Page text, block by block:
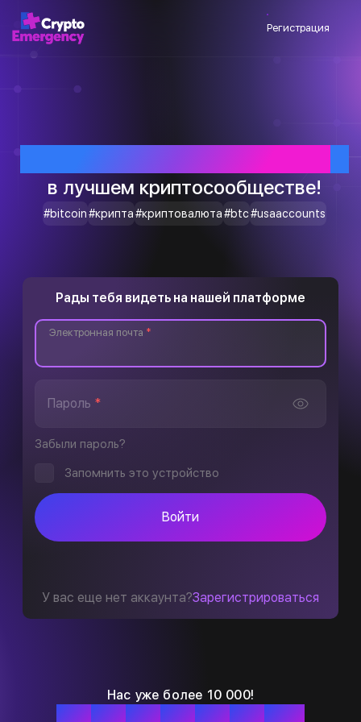
Регистрация
в лучшем криптосообществе!
#bitcoin#крипта#криптовалюта#btc#usaaccounts
Нас уже более 10 000!
Рады тебя видеть на нашей платформе
Электронная почта *
Пароль *
Забыли пароль?
Запомнить это устройство
Войти
У вас еще нет аккаунта?Зарегистрироваться